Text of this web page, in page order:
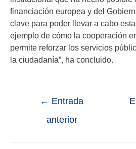
financiación europea y del
clave para poder llevar a cabo
ejemplo de cómo la cooperación
permite reforzar los servicios
la ciudadanía”, ha concluido.
← Entrada
anterior